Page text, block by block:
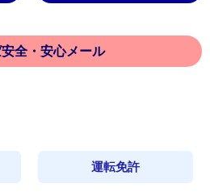
全・安心メール
運転免許